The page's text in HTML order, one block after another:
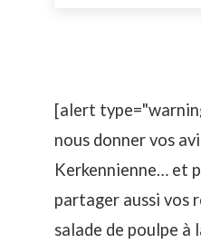
[alert
nous donner vos
Kerkennienne… et
partager aussi vos
salade de poulpe à